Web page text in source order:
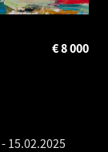
8 000
€
- 15.02.2025